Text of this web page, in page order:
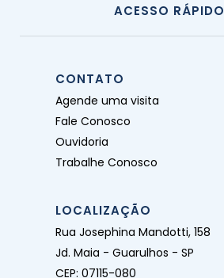
ACESSO RÁPIDO
CONTATO
Agende uma visita
Fale Conosco
Ouvidoria
Trabalhe Conosco
LOCALIZAÇÃO
Rua Josephina Mandotti, 158
Jd. Maia - Guarulhos - SP
CEP: 07115-080